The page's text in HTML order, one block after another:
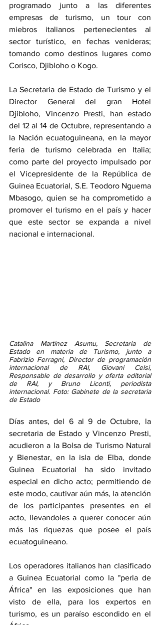
programado junto a las diferentes
empresas de turismo, un tour con
miebros italianos pertenecientes al
sector turístico, en fechas venideras;
tomando como destinos lugares como
Corisco, Djibloho o Kogo.
La Secretaria de Estado de Turismo y el
Director General del gran Hotel
Djibloho, Vincenzo Presti, han estado
del 12 al 14 de Octubre, representando a
la Nación ecuatoguineana, en la mayor
feria de turismo celebrada en Italia;
como parte del proyecto impulsado por
el Vicepresidente de la República de
Guinea Ecuatorial, S.E. Teodoro Nguema
Mbasogo, quien se ha comprometido a
promover el turismo en el país y hacer
que este sector se expanda a nivel
nacional e internacional.
Catalina Martínez Asumu, Secretaria de
Estado en materia de Turismo, junto a
Fabrizio Ferragni, Director de programación
internacional de RAI, Giovani Celsi,
Responsable de desarrollo y oferta editorial
de RAI, y Bruno Liconti, periodista
internacional. Foto: Gabinete de la secretaria
de Estado
Días antes, del 6 al 9 de Octubre, la
secretaria de Estado y Vincenzo Presti,
acudieron a la Bolsa de Turismo Natural
y Bienestar, en la isla de Elba, donde
Guinea Ecuatorial ha sido invitado
especial en dicho acto; permitiendo de
este modo, cautivar aún más, la atención
de los participantes presentes en el
acto, llevandoles a querer conocer aún
más las riquezas que posee el país
ecuatoguineano.
Los operadores italianos han clasificado
a Guinea Ecuatorial como la "perla de
África" en las exposiciones que han
visto de ella, para los expertos en
turismo, es un paraíso escondido en el